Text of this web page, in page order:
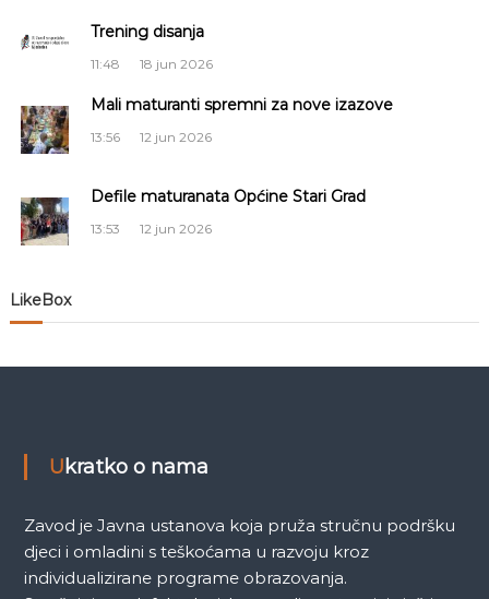
a
n
a
a
Trening disanja
11:48 18 jun 2026
Mali maturanti spremni za nove izazove
13:56 12 jun 2026
Defile maturanata Općine Stari Grad
13:53 12 jun 2026
LikeBox
Ukratko o nama
Zavod je Javna ustanova koja pruža stručnu podršku
djeci i omladini s teškoćama u razvoju kroz
individualizirane programe obrazovanja.